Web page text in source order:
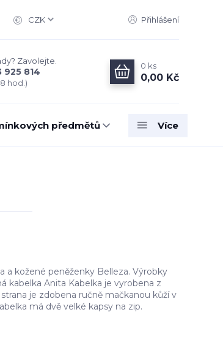
CZK Přihlášení
Zavolejte.
925 814
hod.)
0 ks
0,00 Kč
předmětů Více
a kožené peněženky Belleza. Výrobky
kabelka Anita Kabelka je vyrobena z
je zdobena ručně mačkanou kůží v
má dvě velké kapsy na zip.